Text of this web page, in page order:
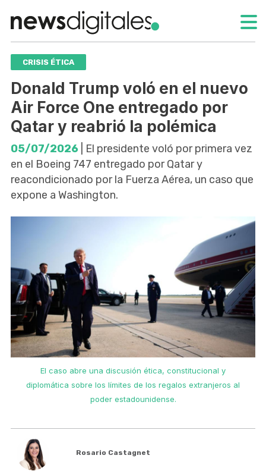
CRISIS ÉTICA
Donald Trump voló en el nuevo
Air Force One entregado por
Qatar y reabrió la polémica
05/07/2026 | El presidente voló por primera vez
en el Boeing 747 entregado por Qatar y
reacondicionado por la Fuerza Aérea, un caso que
expone a Washington.
El caso abre una discusión ética, constitucional y
diplomática sobre los límites de los regalos extranjeros al
poder estadounidense.
Rosario Castagnet